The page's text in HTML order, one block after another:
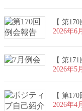
【 第
2026年6
【 第
2026年5
【 第
2026年4